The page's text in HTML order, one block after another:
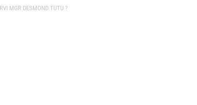
MGR DESMOND TUTU ?